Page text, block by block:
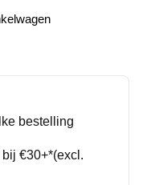
bestelling
€30+*(excl.